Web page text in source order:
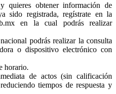
quieres obtener información de
sido registrada, regístrate en la
en la cual podrás realizar
podrás realizar la consulta
o dispositivo electrónico con
horario.
de actos (sin calificación
tiempos de respuesta y